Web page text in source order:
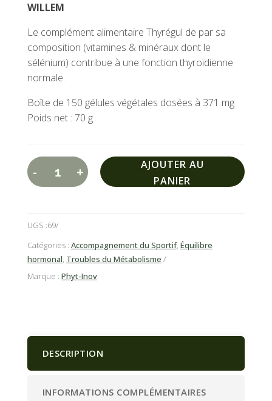
WILLEM
Le complément alimentaire Thyrégul de par sa
composition (vitamines & minéraux dont le
sélénium) contribue à une fonction thyroïdienne
normale.
Boîte de 150 gélules végétales dosées à 371 mg
Poids net : 70 g
quantité
Inov®
officiel
-
150
- +
AJOUTER AU
PANIER
A
l
r
n
a
t
UGS :69
Catégories : Accompagnement du Sportif, Équilibre
hormonal, Troubles du Métabolisme
Marque : Phyt-Inov
DESCRIPTION
INFORMATIONS COMPLÉMENTAIRES